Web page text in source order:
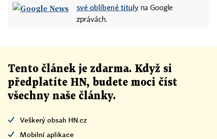
své oblíbené tituly na Google
zprávách.
Tento článek je zdarma. Když si
předplatíte HN, budete moci číst
všechny naše články.
Veškerý obsah HN.cz
Mobilní aplikace